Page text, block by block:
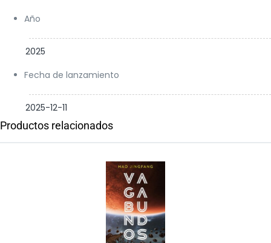
Año
2025
Fecha de lanzamiento
2025-12-11
Productos relacionados